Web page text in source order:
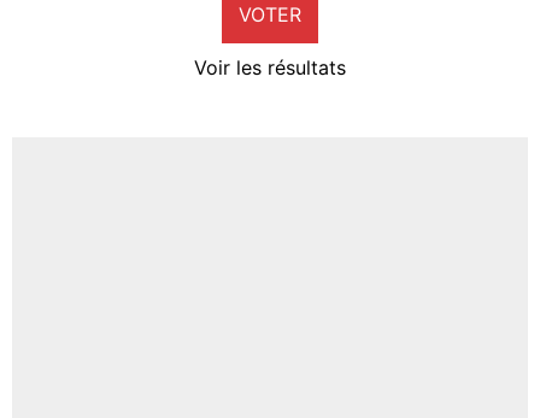
VOTER
Voir les résultats